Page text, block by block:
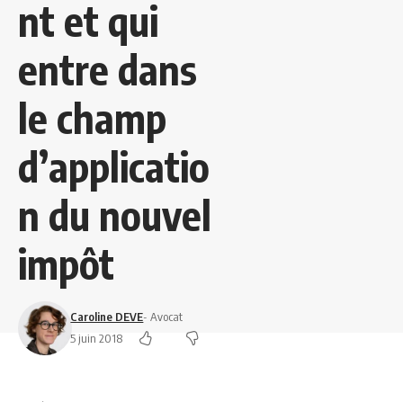
nt et qui
entre dans
le champ
d’applicatio
n du nouvel
impôt
Caroline DEVE- Avocat
5 juin 2018